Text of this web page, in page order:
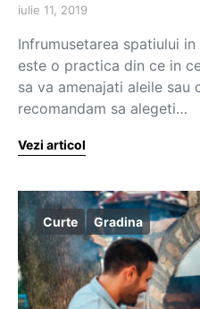
iulie 11, 2019
Infrumusetarea spatiului
este o practica din ce in
sa va amenajati aleile sau
recomandam sa alegeti…
Vezi articol
Curte Gradina